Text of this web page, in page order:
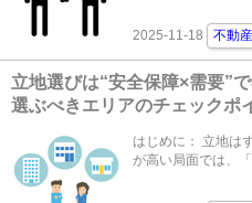
2025-11-18 不動
立地選びは“安全保障×需要”
選ぶべきエリアのチェックポ
はじめに： 立地は
が高い局面では、